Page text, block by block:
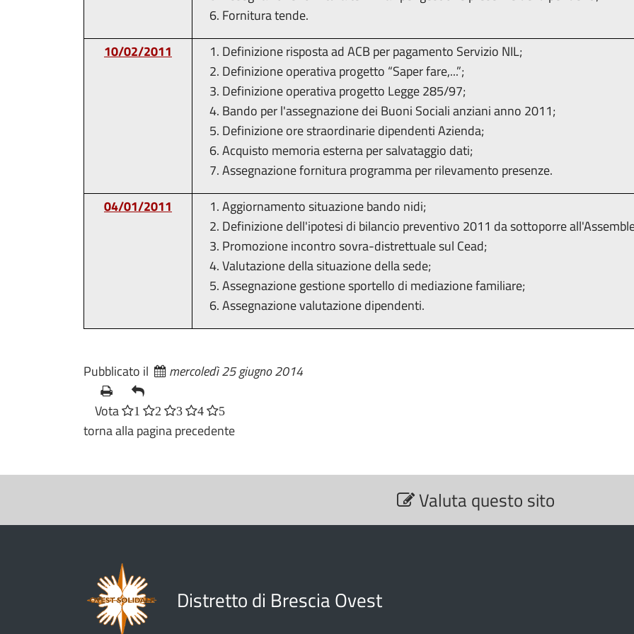
Fornitura tende.
10/02/2011
Definizione risposta ad ACB per pagamento Servizio NIL;
Definizione operativa progetto “Saper fare,...”;
Definizione operativa progetto Legge 285/97;
Bando per l'assegnazione dei Buoni Sociali anziani anno 2011;
Definizione ore straordinarie dipendenti Azienda;
Acquisto memoria esterna per salvataggio dati;
Assegnazione fornitura programma per rilevamento presenze.
04/01/2011
Aggiornamento situazione bando nidi;
Definizione dell'ipotesi di bilancio preventivo 2011 da sottoporre
Promozione incontro sovra-distrettuale sul Cead;
Valutazione della situazione della sede;
Assegnazione gestione sportello di mediazione familiare;
Assegnazione valutazione dipendenti.
Pubblicato il mercoledì 25 giugno 2014
Vota 1 2 3 4 5
torna alla pagina precedente
S
z
Valuta questo sito
Distretto di Brescia Ovest